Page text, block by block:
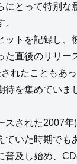
にとって特別な
ットを記録し、
た直後のリリー
れたこともあ
待を集めていま
スされた2007
ていた時期でも
普及し始め、